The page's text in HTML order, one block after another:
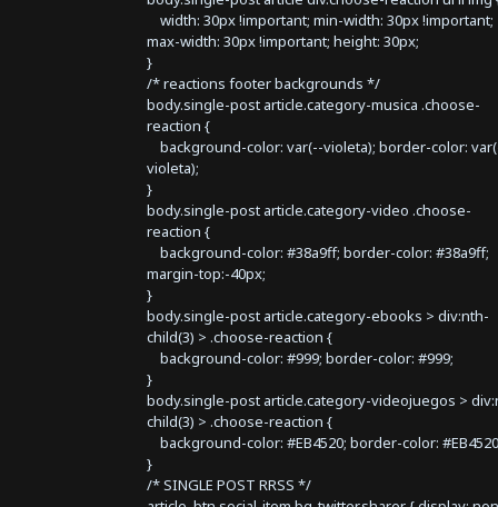
width: 30px !important; min-width: 30px !important;
max-width: 30px !important; height: 30px;
}
/* reactions footer backgrounds */
body.single-post article.category-musica .choose-
reaction {
background-color: var(--violeta); border-color:
violeta);
}
body.single-post article.category-video .choose-
reaction {
background-color: #38a9ff; border-color: #38a9ff;
margin-top:-40px;
}
body.single-post article.category-ebooks > div:nth-
child(3) > .choose-reaction {
background-color: #999; border-color: #999;
}
body.single-post article.category-videojuegos >
child(3) > .choose-reaction {
background-color: #EB4520; border-color:
}
/* SINGLE POST RRSS */